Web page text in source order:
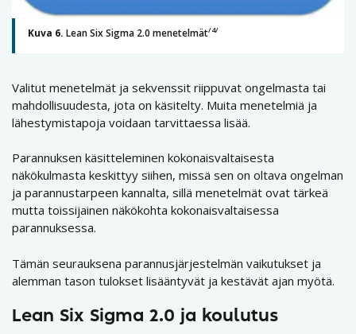
Kuva 6. Lean Six Sigma 2.0 menetelmät/4/
Valitut menetelmät ja sekvenssit riippuvat ongelmasta tai
mahdollisuudesta, jota on käsitelty. Muita menetelmiä ja
lähestymistapoja voidaan tarvittaessa lisää.
Parannuksen käsitteleminen kokonaisvaltaisesta
näkökulmasta keskittyy siihen, missä sen on oltava ongelman
ja parannustarpeen kannalta, sillä menetelmät ovat tärkeä
mutta toissijainen näkökohta kokonaisvaltaisessa
parannuksessa.
Tämän seurauksena parannusjärjestelmän vaikutukset ja
alemman tason tulokset lisääntyvät ja kestävät ajan myötä.
Lean Six Sigma 2.0 ja koulutus